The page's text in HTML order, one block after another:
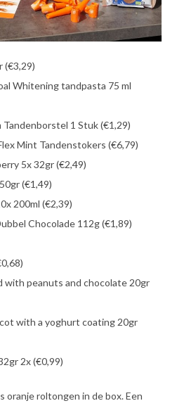
(€3,29)
Whitening tandpasta 75 ml
1 Stuk (€1,29)
Mint Tandenstokers (€6,79)
5x 32gr (€2,49)
(€1,49)
200ml (€2,39)
Chocolade 112g (€1,89)
with peanuts and chocolate 20gr
with a yoghurt coating 20gr
2x (€0,99)
oranje roltongen in de box. Een